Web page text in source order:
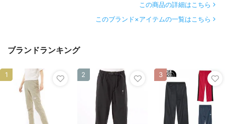
この商品の詳細はこちら
このブランド×アイテムの一覧はこちら
ブランドランキング
1 2 3